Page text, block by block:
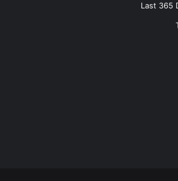
Last 365